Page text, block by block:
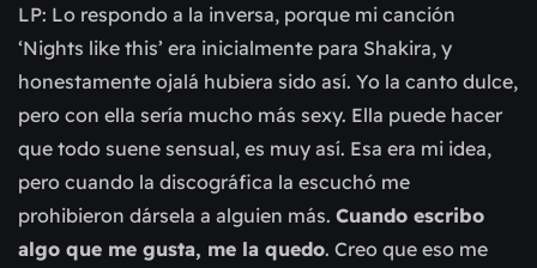
LP: Lo respondo a la inversa, porque mi canción
‘Nights like this’ era inicialmente para Shakira, y
honestamente ojalá hubiera sido así. Yo la canto dulce,
pero con ella sería mucho más sexy. Ella puede hacer
que todo suene sensual, es muy así. Esa era mi idea,
pero cuando la discográfica la escuchó me
prohibieron dársela a alguien más. Cuando escribo
algo que me gusta, me la quedo. Creo que eso me